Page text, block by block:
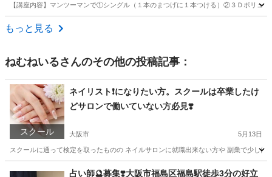
【講座内容】マンツーマンで①シングル（１本のまつげに１本つける）②３Ｄボリュ
大阪 大阪市
もっと見る
ねむねいるさんのその他の投稿記事：
スクール
ネイリスト❗️になりたい方。スクールは卒業したけ
どサロンで働いていない方必見❣️
大阪市 5月13日
スクールに通って検定を取ったものの ネイルサロンに就職出来ない方や 副業で少し
ネイル レッスン
占い師🔮募集❣️大阪市福島区福島駅徒歩3分の好立